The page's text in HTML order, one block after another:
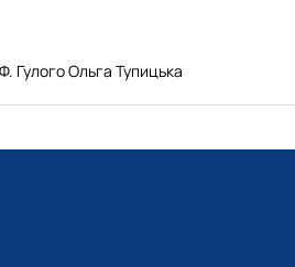
Гулого Ольга Тупицька